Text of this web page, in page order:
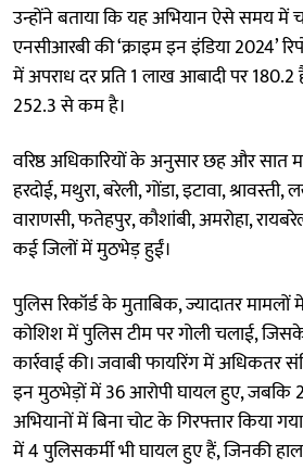
उन्होंने बताया कि यह अभियान ऐसे समय में
एनसीआरबी की ‘क्राइम इन इंडिया 2024’
में अपराध दर प्रति 1 लाख आबादी पर 180.2
252.3 से कम है।
वरिष्ठ अधिकारियों के अनुसार छह और
हरदोई, मथुरा, बरेली, गोंडा, इटावा,
वाराणसी, फतेहपुर, कौशांबी, अमरोहा,
कई जिलों में मुठभेड़ हुईं।
पुलिस रिकॉर्ड के मुताबिक, ज्यादातर
कोशिश में पुलिस टीम पर गोली चलाई,
कार्रवाई की। जवाबी फायरिंग में अधिकतर
इन मुठभेड़ों में 36 आरोपी घायल हुए, जबकि
अभियानों में बिना चोट के गिरफ्तार किया
में 4 पुलिसकर्मी भी घायल हुए हैं, जिनकी